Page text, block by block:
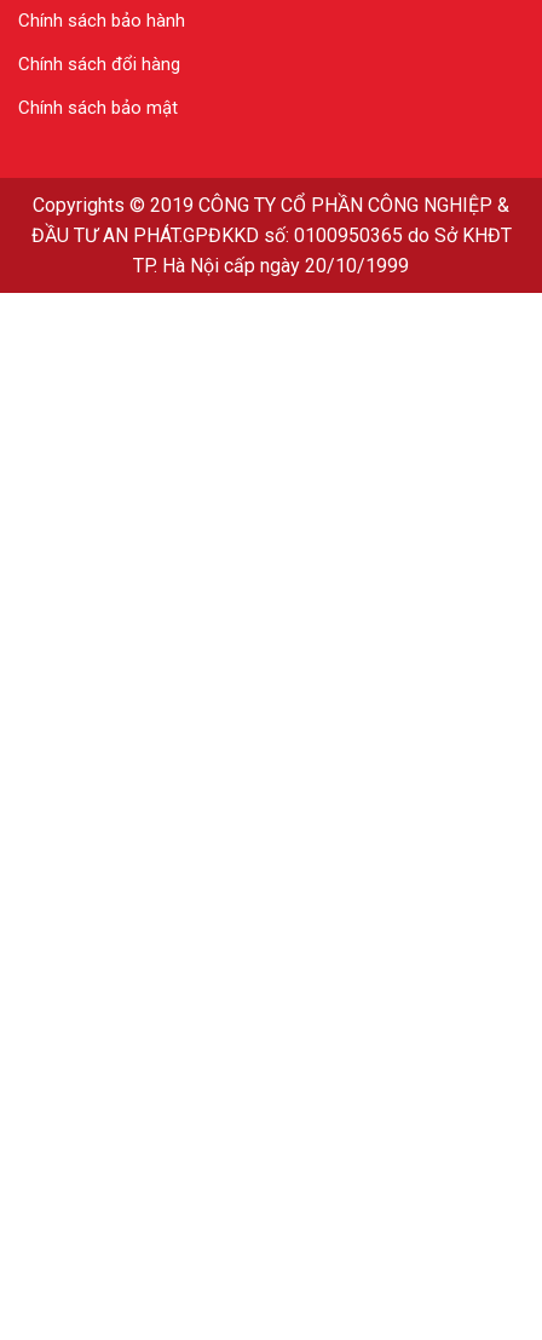
Chính sách bảo hành
Chính sách đổi hàng
Chính sách bảo mật
Copyrights © 2019 CÔNG TY CỔ PHẦN CÔNG NGHIỆP &
ĐẦU TƯ AN PHÁT.GPĐKKD số: 0100950365 do Sở KHĐT
TP. Hà Nội cấp ngày 20/10/1999